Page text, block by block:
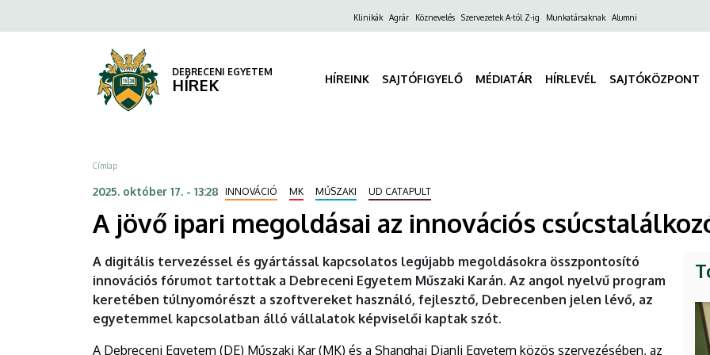
megoldásai
innovációs
csúcstalálkozón
DEBRECENI
EGYETEM
a
FelsőKlinikák Agrár Köznevelés Szervezetek A-tól Z-ig Munkatársaknak Alumni
DEBRECENI EGYETEM
HÍREK HÍREINK SAJTÓFIGYELŐ MÉDIATÁR HÍRLEVÉL SAJTÓKÖZPONT
Morzsa
Címlap
2025. október 17. - 13:28 INNOVÁCIÓ MK MŰSZAKI UD CATAPULT
A jövő ipari megoldásai az innovációs
A digitális tervezéssel és gyártással kapcsolatos legújabb megoldásokra összpontosító
innovációs fórumot tartottak a Debreceni Egyetem Műszaki Karán. Az angol nyelvű program
keretében túlnyomórészt a szoftvereket használó, fejlesztő, Debrecenben jelen lévő, az
egyetemmel kapcsolatban álló vállalatok képviselői kaptak szót.
A Debreceni Egyetem (DE) Műszaki Kar (MK) és a Shanghai DianJi Egyetem közös szervezésében, az